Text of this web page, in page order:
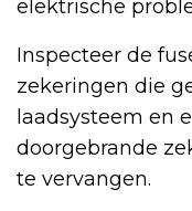
elektrische
Inspecteer de
zekeringen die
laadsysteem en
doorgebrande
te vervangen.